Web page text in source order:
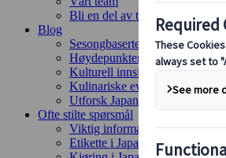
Bli en del av teamet vårt
Blog
Sesongbaserte reisetips
Høydepunkter fra
Kulturell innsikt
Kulinariske eventyr
Utforsk Japan med tog
Ofte stilte spørsmål
Viktig informasjon
Etikette i Japan